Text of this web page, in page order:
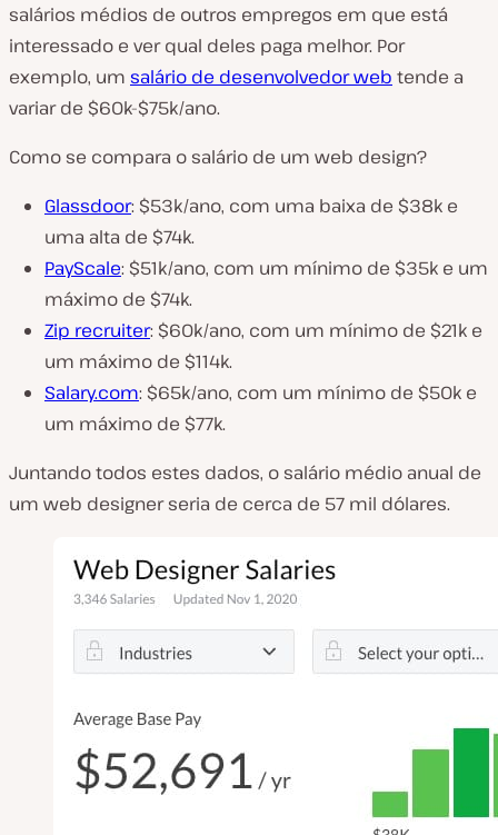
salários médios de outros empregos em que está
interessado e ver qual deles paga melhor. Por
exemplo, um salário de desenvolvedor web tende a
variar de $60k-$75k/ano.
Como se compara o salário de um web design?
Glassdoor: $53k/ano, com uma baixa de $38k e
uma alta de $74k.
PayScale: $51k/ano, com um mínimo de $35k e um
máximo de $74k.
Zip recruiter: $60k/ano, com um mínimo de $21k e
um máximo de $114k.
Salary.com: $65k/ano, com um mínimo de $50k e
um máximo de $77k.
Juntando todos estes dados, o salário médio anual de
um web designer seria de cerca de 57 mil dólares.